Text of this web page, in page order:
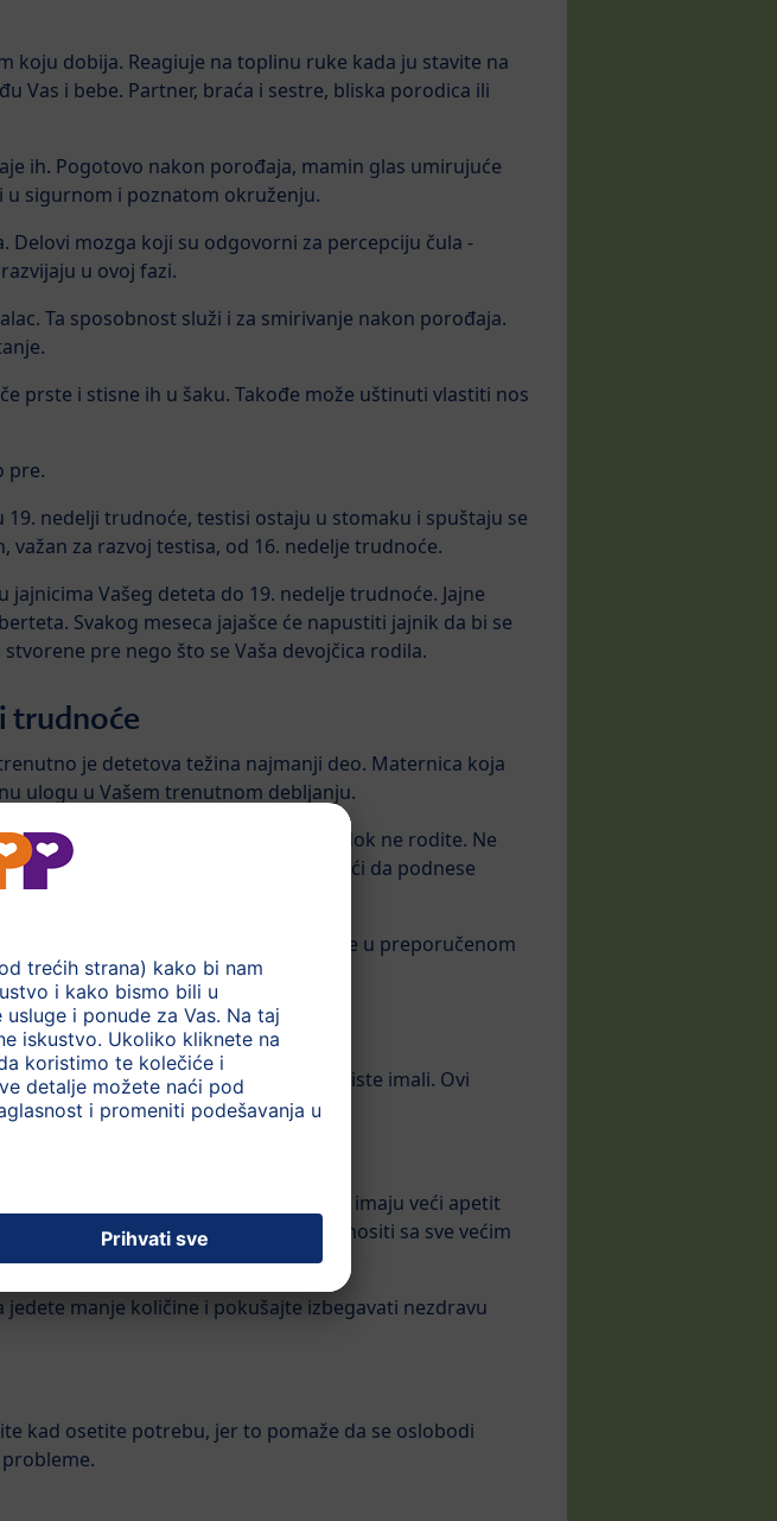
koju dobija. Reagiuje na toplinu ruke kada ju stavite na
Vas i bebe. Partner, braća i sestre, bliska porodica ili
ih. Pogotovo nakon porođaja, mamin glas umirujuće
u sigurnom i poznatom okruženju.
mozga koji su odgovorni za percepciju čula -
u ovoj fazi.
Ta sposobnost služi i za smirivanje nakon porođaja.
prste i stisne ih u šaku. Takođe može uštinuti vlastiti nos
pre.
nedelji trudnoće, testisi ostaju u stomaku i spuštaju se
za razvoj testisa, od 16. nedelje trudnoće.
Vašeg deteta do 19. nedelje trudnoće. Jajne
Svakog meseca jajašce će napustiti jajnik da bi se
pre nego što se Vaša devojčica rodila.
trudnoće
je detetova težina najmanji deo. Maternica koja
ulogu u Vašem trenutnom debljanju.
tokom sledećih nekoliko meseci dok ne rodite. Ne
tako da će Vaše telo moći da podnese
proveriti je li Vaš porast telesne težine u preporučenom
znakove ili simptome koje još niste imali. Ovi
u 19. nedelji trudnoće. Mnoge žene imaju veći apetit
hitno potrebni kako bi se mogao nositi sa sve većim
manje količine i pokušajte izbegavati nezdravu
kad osetite potrebu, jer to pomaže da se oslobodi